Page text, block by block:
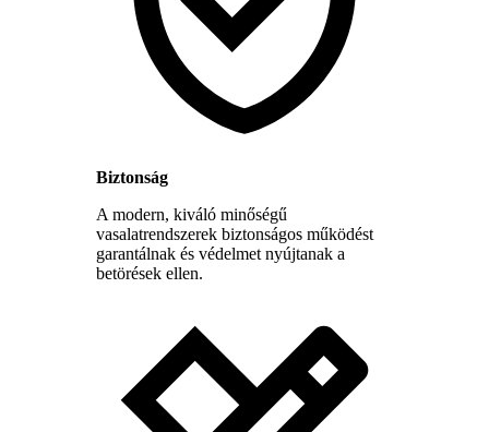
Biztonság
A modern, kiváló minőségű
vasalatrendszerek biztonságos működést
garantálnak és védelmet nyújtanak a
betörések ellen.